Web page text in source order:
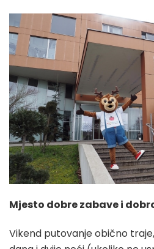
Mjesto dobre zabave i
Vikend putovanje obično